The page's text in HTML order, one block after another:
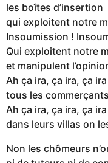
les boîtes d’insertion
qui exploitent notre
Insoumission !
Qui exploitent notre
et manipulent
Ah ça ira, ça ira, ça
tous les
Ah ça ira, ça ira, ça
dans leurs villas on
Non les chômeurs